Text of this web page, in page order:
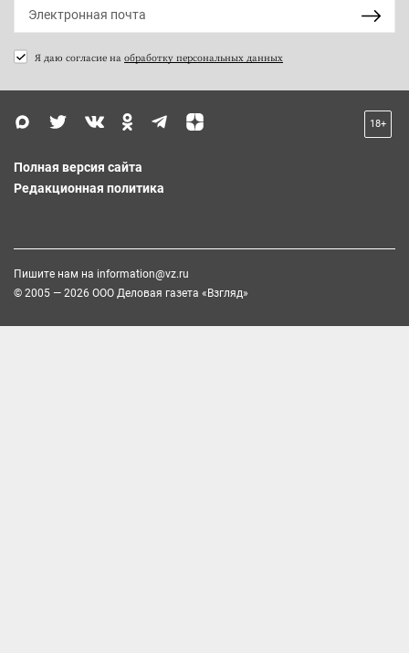
Я даю согласие на обработку персональных данных
18+
Полная версия сайта
Редакционная политика
Пишите нам на information@vz.ru
© 2005 — 2026 ООО Деловая газета «Взгляд»